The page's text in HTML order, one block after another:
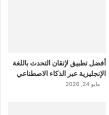
أفضل تطبيق لإتقان التحدث باللغة
الإنجليزية عبر الذكاء الاصطناعي
مايو 24, 2026